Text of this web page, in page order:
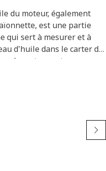
du moteur, également
est une partie
qui sert à mesurer et à
d'huile dans le carter du
le moteur est
l’usure prématurée, les
durables, tels que l’acier à
L’option Check with
à l’arrêt) permet de
pièces mobiles de
la lecture de la niveau